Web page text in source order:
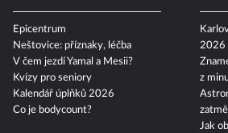
Epicentrum
Neštovice: příznaky, léčba
V čem jezdí Yamal a Mesii?
Kvízy pro seniory
Kalendář úplňků 2026
Co je bodycount?
2026
z
Jak